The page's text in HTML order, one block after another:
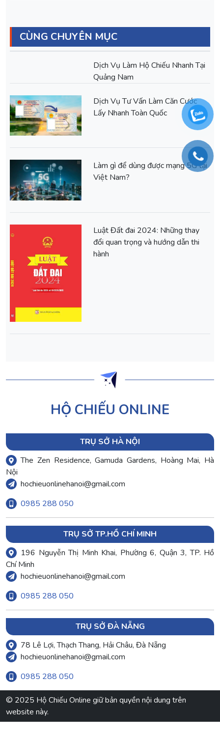
CÙNG CHUYÊN MỤC
Dịch Vụ Làm Hộ Chiếu Nhanh Tại
Quảng Nam
Dịch Vụ Tư Vấn Làm Căn Cước
Lấy Nhanh Toàn Quốc
Làm gì để dùng được mạng 5G tại
Việt Nam?
Luật Đất đai 2024: Những thay
đổi quan trọng và hướng dẫn thi
hành
HỘ CHIẾU ONLINE
TRỤ SỞ HÀ NỘI
The Zen Residence, Gamuda Gardens, Hoàng Mai, Hà
Nội
hochieuonlinehanoi@gmail.com
0985 288 050
TRỤ SỞ TP.HỒ CHÍ MINH
196 Nguyễn Thị Minh Khai, Phường 6, Quận 3, TP. Hồ
Chí Minh
hochieuonlinehanoi@gmail.com
0985 288 050
TRỤ SỞ ĐÀ NẴNG
78 Lê Lợi, Thạch Thang, Hải Châu, Đà Nẵng
hochieuonlinehanoi@gmail.com
0985 288 050
© 2025 Hộ Chiếu Online giữ bản quyền nội dung trên
website này.